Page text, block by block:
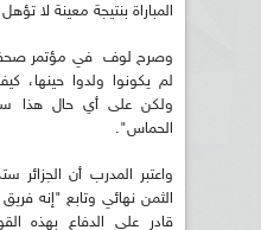
المباراة بنتيجة معينة لا
وصرح لوف في مؤتمر صحفي
لم يكونوا ولدوا حينها،
ولكن على أي حال هذا
الحماس".
واعتبر المدرب أن
الثمن نهائي وتابع "إنه
قادر على الدفاع بهذه